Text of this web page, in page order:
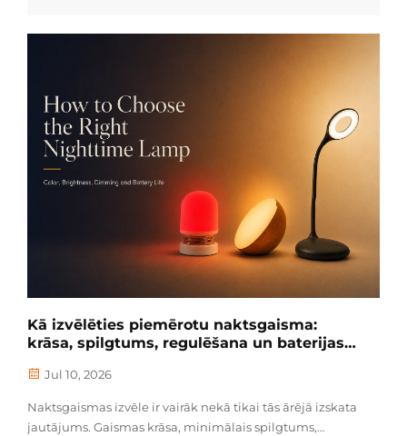
tostarp sarkanās gaismas lasīšanas lampām, apkājējās
Kā izvēlēties piemērotu naktsgaisma:
krāsa, spilgtums, regulēšana un baterijas
Jul 10, 2026
Naktsgaismas izvēle ir vairāk nekā tikai tās ārējā izskata
jautājums. Gaismas krāsa, minimālais spilgtums,